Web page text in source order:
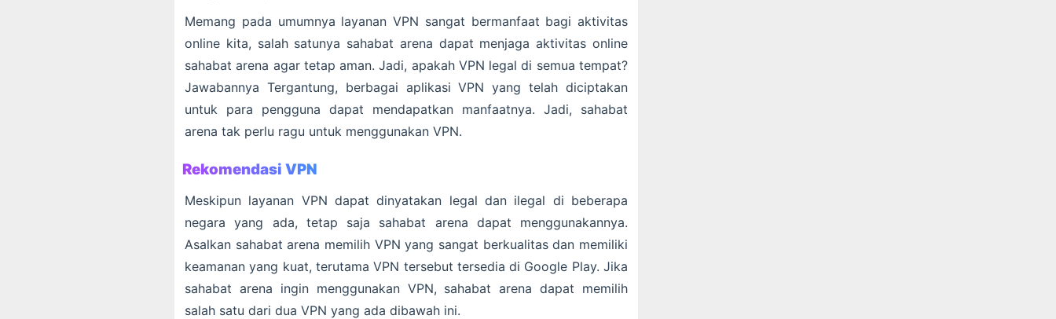
Memang pada umumnya layanan VPN sangat bermanfaat bagi aktivitas
online kita, salah satunya sahabat arena dapat menjaga aktivitas online
sahabat arena agar tetap aman. Jadi, apakah VPN legal di semua tempat?
Jawabannya Tergantung, berbagai aplikasi VPN yang telah diciptakan
untuk para pengguna dapat mendapatkan manfaatnya. Jadi, sahabat
arena tak perlu ragu untuk menggunakan VPN.
Rekomendasi VPN
Meskipun layanan VPN dapat dinyatakan legal dan ilegal di beberapa
negara yang ada, tetap saja sahabat arena dapat menggunakannya.
Asalkan sahabat arena memilih VPN yang sangat berkualitas dan memiliki
keamanan yang kuat, terutama VPN tersebut tersedia di Google Play. Jika
sahabat arena ingin menggunakan VPN, sahabat arena dapat memilih
salah satu dari dua VPN yang ada dibawah ini.